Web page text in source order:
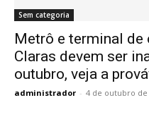
Sem categoria
Metrô e terminal de
Claras devem ser
outubro, veja a
administrador - 4 de outubro de